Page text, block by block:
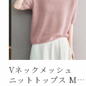
Vネックメッシュ
ニットトップス Me1